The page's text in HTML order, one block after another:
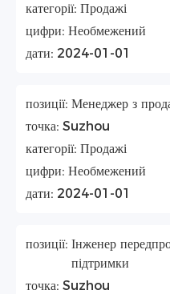
категорії: Продажі
цифри: Необмежений
дати: 2024-01-01
позиції: Менеджер з
точка: Suzhou
категорії: Продажі
цифри: Необмежений
дати: 2024-01-01
позиції: Інженер
підтримки
точка: Suzhou